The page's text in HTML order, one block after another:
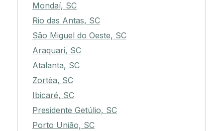
Mondaí, SC
Rio das Antas, SC
São Miguel do Oeste, SC
Araquari, SC
Atalanta, SC
Zortéa, SC
Ibicaré, SC
Presidente Getúlio, SC
Porto União, SC